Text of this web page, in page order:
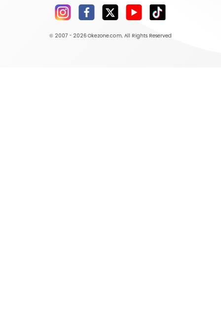
© 2007 - 2026 Okezone.com, All Rights Reserved